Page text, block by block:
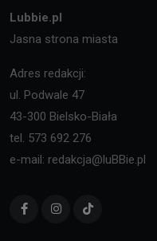
Lubbie.pl
Jasna strona miasta
Adres redakcji:
ul. Podwale 47
43-300 Bielsko-Biała
tel. 573 692 276
e-mail: redakcja@luBBie.pl